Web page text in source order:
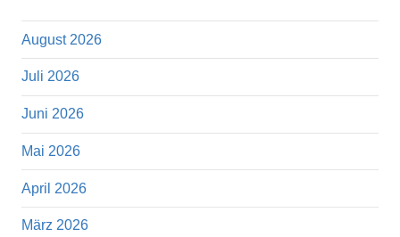
August 2026
Juli 2026
Juni 2026
Mai 2026
April 2026
März 2026